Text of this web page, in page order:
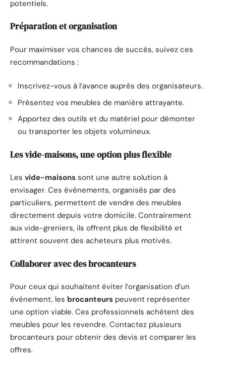
potentiels.
Préparation et organisation
Pour maximiser vos chances de succès, suivez ces
recommandations :
Inscrivez-vous à l’avance auprès des organisateurs.
Présentez vos meubles de manière attrayante.
Apportez des outils et du matériel pour démonter
ou transporter les objets volumineux.
Les vide-maisons, une option plus flexible
Les vide-maisons sont une autre solution à
envisager. Ces événements, organisés par des
particuliers, permettent de vendre des meubles
directement depuis votre domicile. Contrairement
aux vide-greniers, ils offrent plus de flexibilité et
attirent souvent des acheteurs plus motivés.
Collaborer avec des brocanteurs
Pour ceux qui souhaitent éviter l’organisation d’un
événement, les brocanteurs peuvent représenter
une option viable. Ces professionnels achètent des
meubles pour les revendre. Contactez plusieurs
brocanteurs pour obtenir des devis et comparer les
offres.